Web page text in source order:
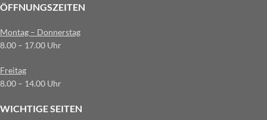
ÖFFNUNGSZEITEN
Montag – Donnerstag
8.00 – 17.00 Uhr
Freitag
8.00 – 14.00 Uhr
WICHTIGE SEITEN